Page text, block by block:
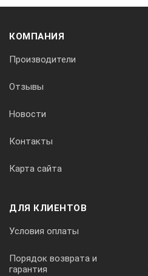
КОМПАНИЯ
Производители
Отзывы
Новости
Контакты
Карта сайта
ДЛЯ КЛИЕНТОВ
Условия оплаты
Порядок возврата и
гарантия